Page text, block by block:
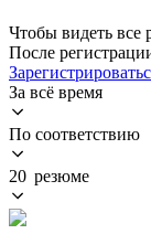
Чтобы видеть все
После
За всё время
По соответствию
20 резюме